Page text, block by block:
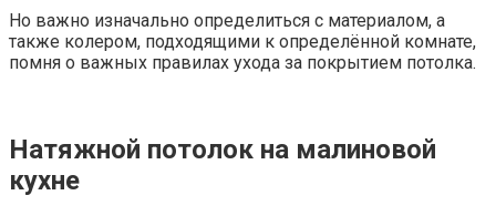
Но важно изначально определиться с материалом, а
также колером, подходящими к определённой комнате,
помня о важных правилах ухода за покрытием потолка.
Натяжной потолок на малиновой
кухне